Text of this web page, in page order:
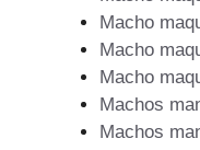
Macho
Macho
Macho
Machos
Machos